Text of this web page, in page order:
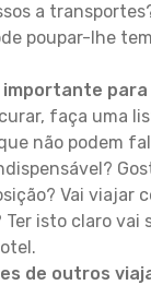
a
poupar-lhe
importante para
faça uma
não podem
Vai viajar
Ter isto claro vai
de outros